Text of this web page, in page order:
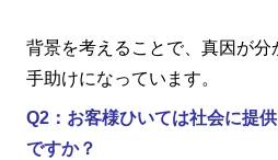
背景を考えることで、真因が
手助けになっています。
Q2：お客様ひいては社会に提
ですか？